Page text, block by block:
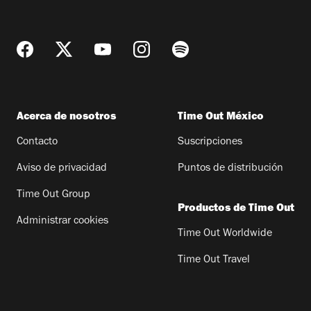
Acerca de nosotros
Contacto
Aviso de privacidad
Time Out Group
Administrar cookies
Time Out México
Suscripciones
Puntos de distribución
Productos de Time Out
Time Out Worldwide
Time Out Travel